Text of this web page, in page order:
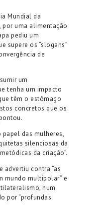
Mundial da
por uma alimentação
pediu um
supere os “slogans”
de
um
tenha um impacto
têm o estômago
concretos que os
papel das mulheres,
silenciosas da
da criação”.
advertiu contra “as
mundo multipolar” e
num
por “profundas